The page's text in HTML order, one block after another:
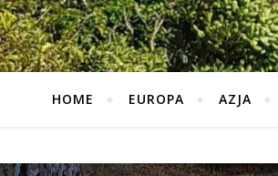
HOME EUROPA AZJA